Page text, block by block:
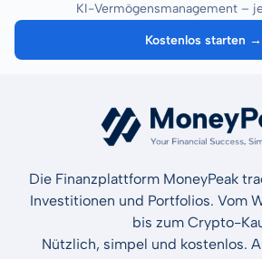
KI-Vermögensmanagement –
Kostenlos starten →
Die Finanzplattform MoneyPeak
Investitionen und Portfolios. Vom
bis zum Crypto-
Nützlich, simpel und kostenlos.